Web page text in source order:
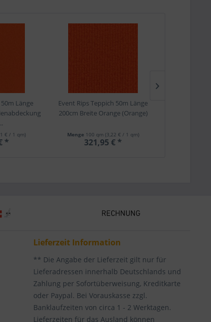
Länge
€ / 1 qm)
*
Event Rips Teppich 50m Länge
200cm Breite Orange (Orange)
Menge 100 qm (3,22 € / 1 qm)
321,95 € *
Lieferzeit Information
** Die Angabe der Lieferzeit gilt nur für
Lieferadressen innerhalb Deutschlands und
Zahlung per Sofortüberweisung, Kreditkarte
oder Paypal. Bei Vorauskasse zzgl.
Banklaufzeiten von circa 1 - 2 Werktagen.
Lieferzeiten für das Ausland können